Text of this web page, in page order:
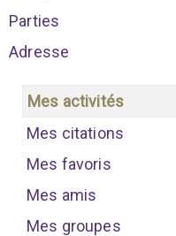
Parties
Adresse
Mes activités
Mes citations
Mes favoris
Mes amis
Mes groupes